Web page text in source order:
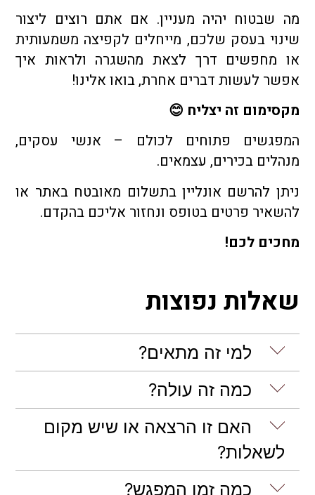
מה שבטוח יהיה מעניין. אם אתם רוצים ליצור
שינוי בעסק שלכם, מייחלים לקפיצה משמעותית
או מחפשים דרך לצאת מהשגרה ולראות איך
אפשר לעשות דברים אחרת, בואו אלינו!
מקסימום זה יצליח 😊
המפגשים פתוחים לכולם – אנשי עסקים,
מנהלים בכירים, עצמאים.
ניתן להרשם אונליין בתשלום מאובטח באתר או
להשאיר פרטים בטופס ונחזור אליכם בהקדם.
מחכים לכם!
שאלות נפוצות
למי זה מתאים?
כמה זה עולה?
האם זו הרצאה או שיש מקום
לשאלות?
כמה זמן המפגש?